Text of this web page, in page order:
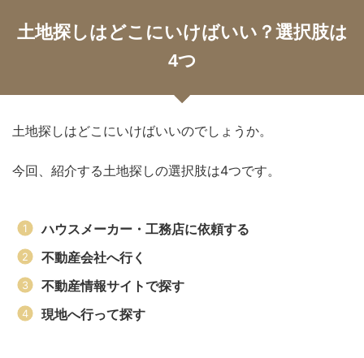
土地探しはどこにいけばいい？選択肢は
4つ
土地探しはどこにいけばいいのでしょうか。
今回、紹介する土地探しの選択肢は4つです。
ハウスメーカー・工務店に依頼する
不動産会社へ行く
不動産情報サイトで探す
現地へ行って探す